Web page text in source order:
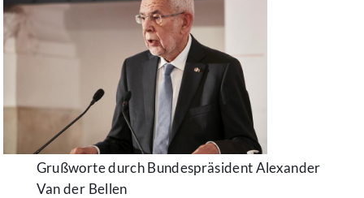
Grußworte durch Bundespräsident Alexander
Van der Bellen